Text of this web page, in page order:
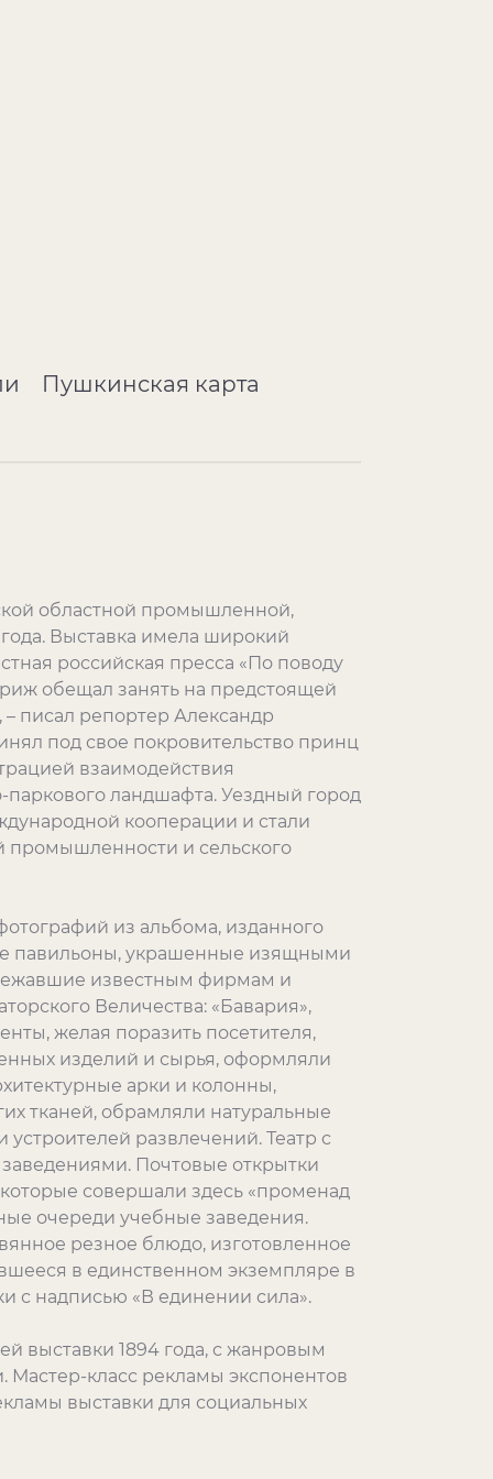
Пушкинская карта
областной промышленной,
Выставка имела широкий
российская пресса «По поводу
обещал занять на предстоящей
писал репортер Александр
под свое покровительство принц
взаимодействия
ландшафта. Уездный город
кооперации и стали
промышленности и сельского
из альбома, изданного
павильоны, украшенные изящными
известным фирмам и
Величества: «Бавария»,
желая поразить посетителя,
изделий и сырья, оформляли
арки и колонны,
тканей, обрамляли натуральные
развлечений. Театр с
Почтовые открытки
совершали здесь «променад
очереди учебные заведения.
резное блюдо, изготовленное
в единственном экземпляре в
с надписью «В единении сила».
выставки 1894 года, с жанровым
Мастер-класс рекламы экспонентов
выставки для социальных